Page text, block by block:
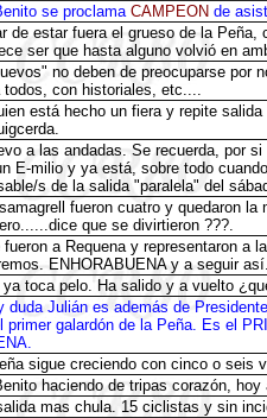
se proclamaCAMPEON de
de estar fuera el grueso de la
ser que hasta alguno volvió en
no deben de preocuparse por
todos, con historiales, etc....
está hecho un fiera y repite
a las andadas. Se recuerda, por
E-milio y ya está, sobre todo
s de la salida "paralela" del
fueron cuatro y quedaron
que se divirtieron ???.
fueron a Requena y representaron a
ENHORABUENA y a seguir
toca pelo. Ha salido y a vuelto
duda Julián es además de
primer galardón de la Peña. Es el
sigue creciendo con cinco o seis
haciendo de tripas corazón,
mas chula. 15 ciclistas y sin